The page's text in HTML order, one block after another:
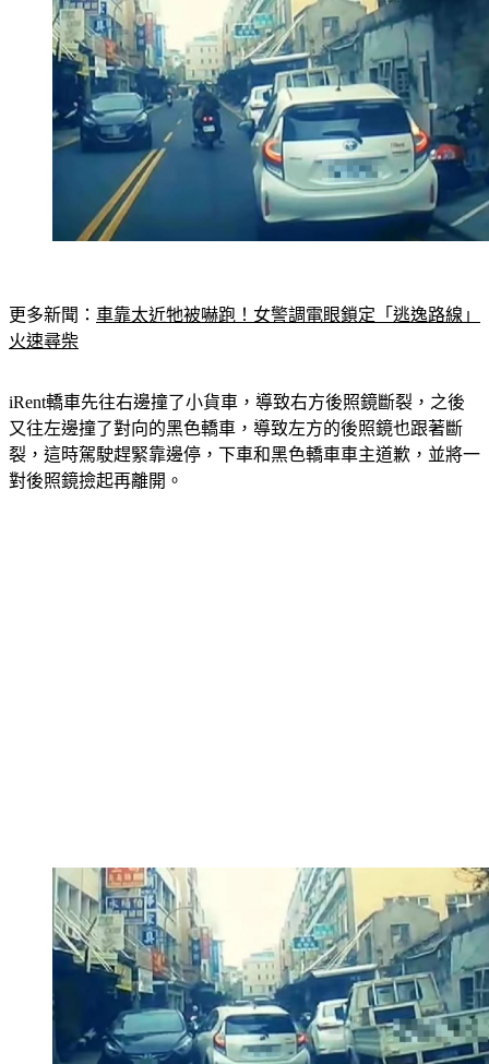
火速尋柴
又往左邊撞了對向的黑色轎車，導致左方的後照鏡也跟著斷
裂，這時駕駛趕緊靠邊停，下車和黑色轎車車主道歉，並將一
對後照鏡撿起再離開。